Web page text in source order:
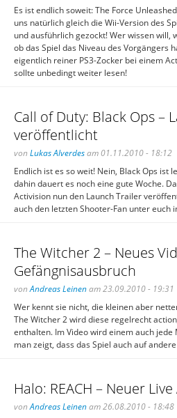
Es ist endlich soweit: The Force
uns natürlich gleich die Wii-Version des
und ausführlich gezockt! Wer wissen will,
ob das Spiel das Niveau des Vorgängers
eigentlich reiner PS3-Zocker bei einem
sollte unbedingt weiter lesen!
Call of Duty: Black Ops –
veröffentlicht
von Lukas Alverdesam 01.11.2010 - 18:12
Endlich ist es so weit! Nein, Black Ops ist
dahin dauert es noch eine gute Woche.
Activision nun den Launch Trailer
auch den letzten Shooter-Fan unter euch
The Witcher 2 – Neues
Gefängnisausbruch
vonAndreas Leinenam 23.09.2010 - 19:31
Wer kennt sie nicht, die kleinen aber
The Witcher 2 wird diese regelrecht
enthalten. Im Video wird einem auch
man zeigt, dass das Spiel auch auf
Halo: REACH – Neuer
vonAndreas Leinenam 26.08.2010 - 18:48